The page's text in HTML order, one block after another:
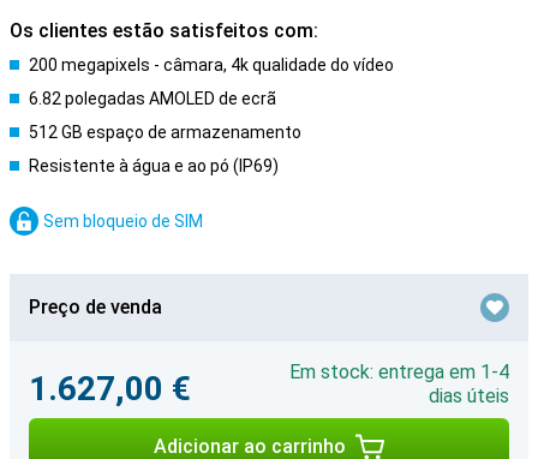
Os clientes estão satisfeitos com:
200 megapixels - câmara, 4k qualidade do vídeo
6.82 polegadas AMOLED de ecrã
512 GB espaço de armazenamento
Resistente à água e ao pó (IP69)
Sem bloqueio de SIM
Preço de venda
1.627,00 €
Em stock: entrega em 1-4
dias úteis
Adicionar ao carrinho